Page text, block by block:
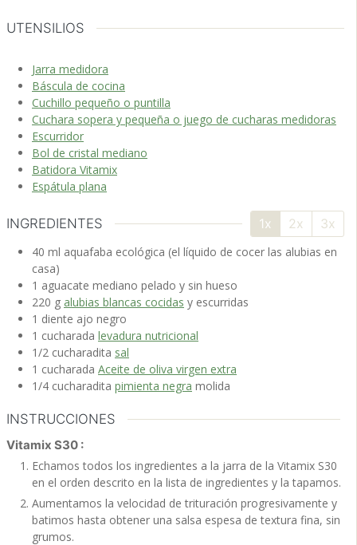
UTENSILIOS
Jarra medidora
Báscula de cocina
Cuchillo pequeño o puntilla
Cuchara sopera y pequeña o juego de cucharas medidoras
Escurridor
Bol de cristal mediano
Batidora Vitamix
Espátula plana
INGREDIENTES 1x 2x 3x
40 ml aquafaba ecológica (el líquido de cocer las alubias en
casa)
1 aguacate mediano pelado y sin hueso
220 g alubias blancas cocidas y escurridas
1 diente ajo negro
1 cucharada levadura nutricional
1/2 cucharadita sal
1 cucharada Aceite de oliva virgen extra
1/4 cucharadita pimienta negra molida
INSTRUCCIONES
Vitamix S30 :
Echamos todos los ingredientes a la jarra de la Vitamix S30
en el orden descrito en la lista de ingredientes y la tapamos.
Aumentamos la velocidad de trituración progresivamente y
batimos hasta obtener una salsa espesa de textura fina, sin
grumos.